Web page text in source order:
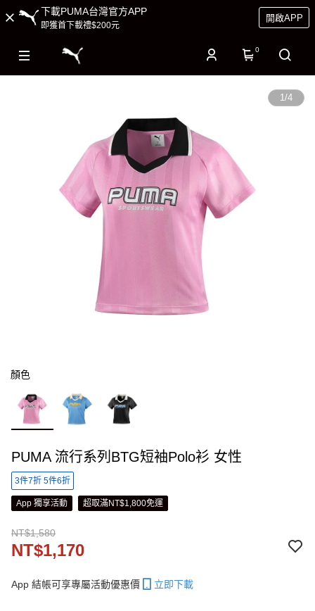
下載PUMA台灣官方APP
即獲首下載禮$200元
開啟APP
0
1/4
顏色
PUMA 流行系列BTG短袖Polo衫 女性
3件7折 5件6折
App 獨享活動 超取滿NT$1,800免運
NT$1,580
NT$1,170
App 結帳可享專屬活動優惠價 立即下載